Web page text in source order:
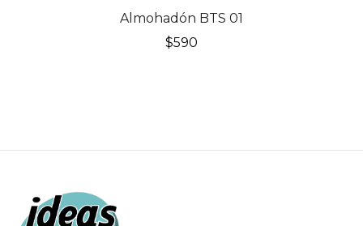
Almohadón BTS 01
$590